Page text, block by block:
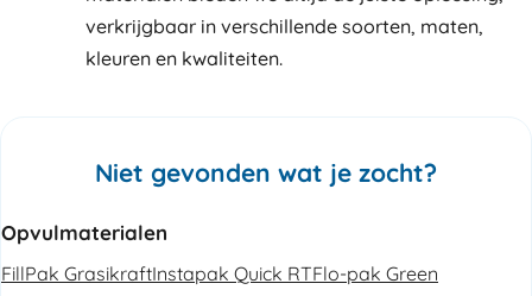
verkrijgbaar in verschillende soorten, maten,
kleuren en kwaliteiten.
Niet gevonden wat je zocht?
Opvulmaterialen
FillPak GrasikraftInstapak Quick RTFlo-pak Green